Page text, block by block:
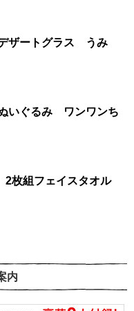
ラネコぐんだん デザートグラス うみ
いぐるみ ワンワンち
2枚組フェイスタオル
内